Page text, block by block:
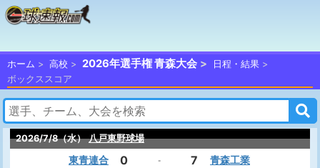
ホーム 高校 2026年選手権 青森大会
日程・結果
ボックススコア
2026/7/8（水） 八戸東野球場
東青連合 0 - 7 青森工業